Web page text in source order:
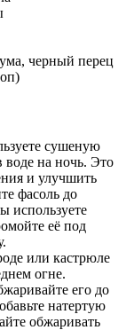
черный перец
сушеную
воде на ночь. Это
и улучшить
фасоль до
используете
её под
или кастрюле
огне.
его до
натертую
обжаривать